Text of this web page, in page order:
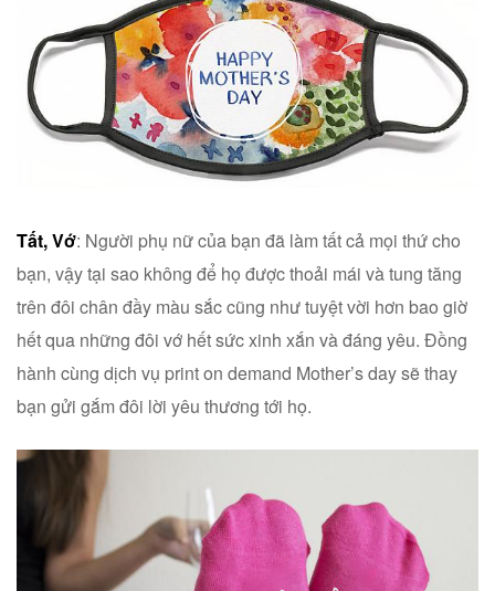
Tất, Vớ: Người phụ nữ của bạn đã làm tất cả mọi thứ cho
bạn, vậy tại sao không để họ được thoải mái và tung tăng
trên đôi chân đầy màu sắc cũng như tuyệt vời hơn bao giờ
hết qua những đôi vớ hết sức xinh xắn và đáng yêu. Đồng
hành cùng dịch vụ print on demand Mother’s day sẽ thay
bạn gửi gắm đôi lời yêu thương tới họ.